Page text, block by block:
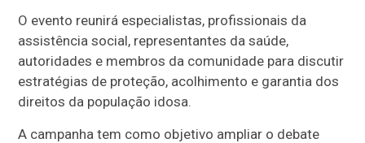
O evento reunirá especialistas, profissionais da
assistência social, representantes da saúde,
autoridades e membros da comunidade para discutir
estratégias de proteção, acolhimento e garantia dos
direitos da população idosa.
A campanha tem como objetivo ampliar o debate